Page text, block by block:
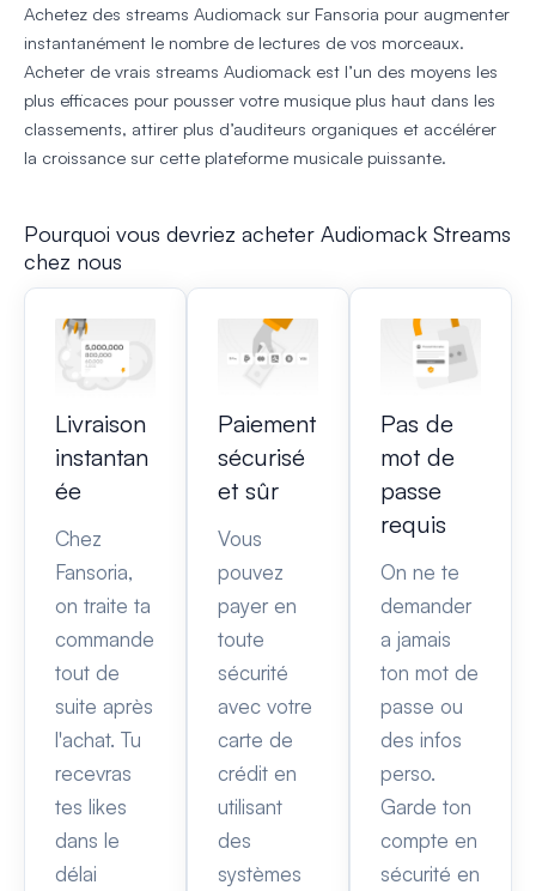
Achetez des streams Audiomack sur Fansoria pour augmenter
instantanément le nombre de lectures de vos morceaux.
Acheter de vrais streams Audiomack est l’un des moyens les
plus efficaces pour pousser votre musique plus haut dans les
classements, attirer plus d’auditeurs organiques et accélérer
la croissance sur cette plateforme musicale puissante.
Pourquoi vous devriez acheter Audiomack Streams
chez nous
Livraison
instantan
ée
Chez
Fansoria,
on traite ta
commande
tout de
suite après
l'achat. Tu
recevras
tes likes
dans le
délai
Paiement
sécurisé
et sûr
Vous
pouvez
payer en
toute
sécurité
avec votre
carte de
crédit en
utilisant
des
systèmes
Pas de
mot de
passe
requis
On ne te
demander
a jamais
ton mot de
passe ou
des infos
perso.
Garde ton
compte en
sécurité en